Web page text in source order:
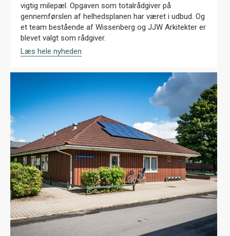
vigtig milepæl. Opgaven som totalrådgiver på
gennemførslen af helhedsplanen har været i udbud. Og
et team bestående af Wissenberg og JJW Arkitekter er
blevet valgt som rådgiver.
Læs hele nyheden